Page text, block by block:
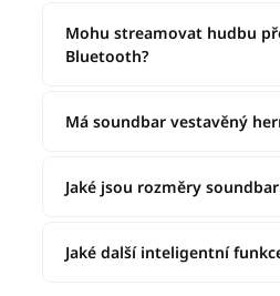
Mohu streamovat hudbu
Bluetooth?
Má soundbar vestavěný
Jaké jsou rozměry
Jaké další inteligentní